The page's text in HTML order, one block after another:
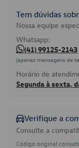
Tem dúvidas
Nossa equipe
Whatsapp:
(41) 99125-2143
(apenas mensagens de
Horário de
Segunda à sexta,
Verifique a
Consulte a
Código original